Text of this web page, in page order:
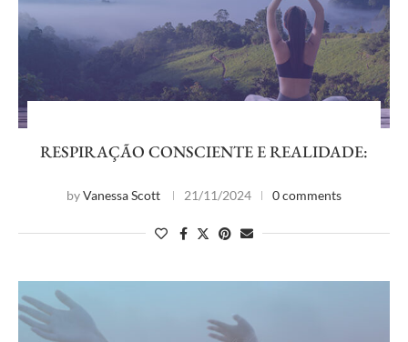
RESPIRAÇÃO CONSCIENTE E REALIDADE:
byVanessa Scott 21/11/2024 0 comments